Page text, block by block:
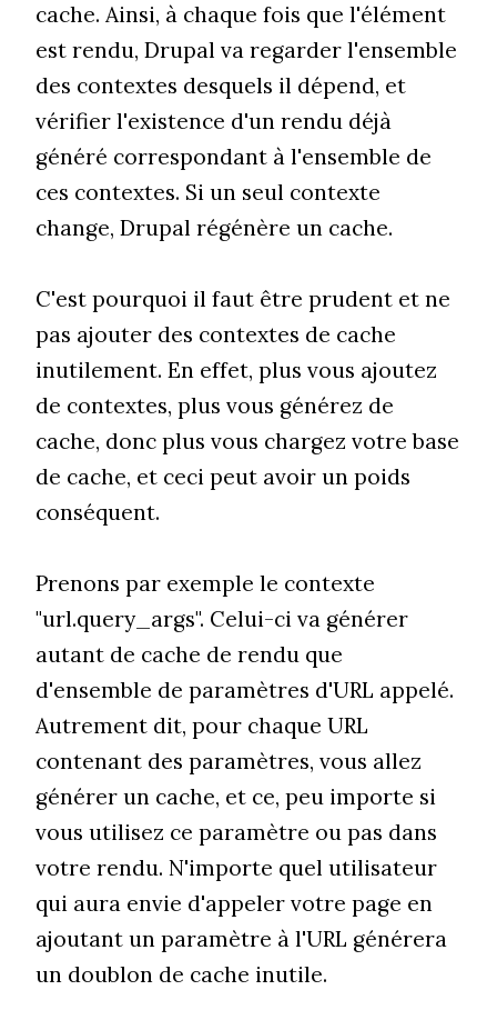
cache. Ainsi, à chaque fois que l'élément
est rendu, Drupal va regarder l'ensemble
des contextes desquels il dépend, et
vérifier l'existence d'un rendu déjà
généré correspondant à l'ensemble de
ces contextes. Si un seul contexte
change, Drupal régénère un cache.
C'est pourquoi il faut être prudent et ne
pas ajouter des contextes de cache
inutilement. En effet, plus vous ajoutez
de contextes, plus vous générez de
cache, donc plus vous chargez votre base
de cache, et ceci peut avoir un poids
conséquent.
Prenons par exemple le contexte
"url.query_args". Celui-ci va générer
autant de cache de rendu que
d'ensemble de paramètres d'URL appelé.
Autrement dit, pour chaque URL
contenant des paramètres, vous allez
générer un cache, et ce, peu importe si
vous utilisez ce paramètre ou pas dans
votre rendu. N'importe quel utilisateur
qui aura envie d'appeler votre page en
ajoutant un paramètre à l'URL générera
un doublon de cache inutile.